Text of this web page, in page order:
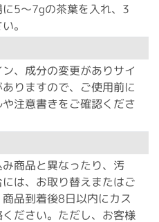
5～7gの茶葉を入れ、3
。
、成分の変更がありサイ
りますので、ご使用前に
注意書きをご確認くださ
商品と異なったり、汚
は、お取り替えまたはご
品到着後8日以内にカス
ださい。ただし、お客様